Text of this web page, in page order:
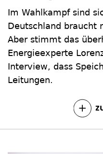
Im Wahlkampf sind
Deutschland braucht
Aber stimmt das
Energieexperte
Interview, dass
Leitungen.